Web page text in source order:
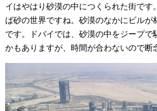
イはやはり砂漠の中につくられた街です
ば砂の世界ですね。砂漠のなかにビルが
です。ドバイでは、 砂漠の中をジープで
かもありますが、時間が合わないので断